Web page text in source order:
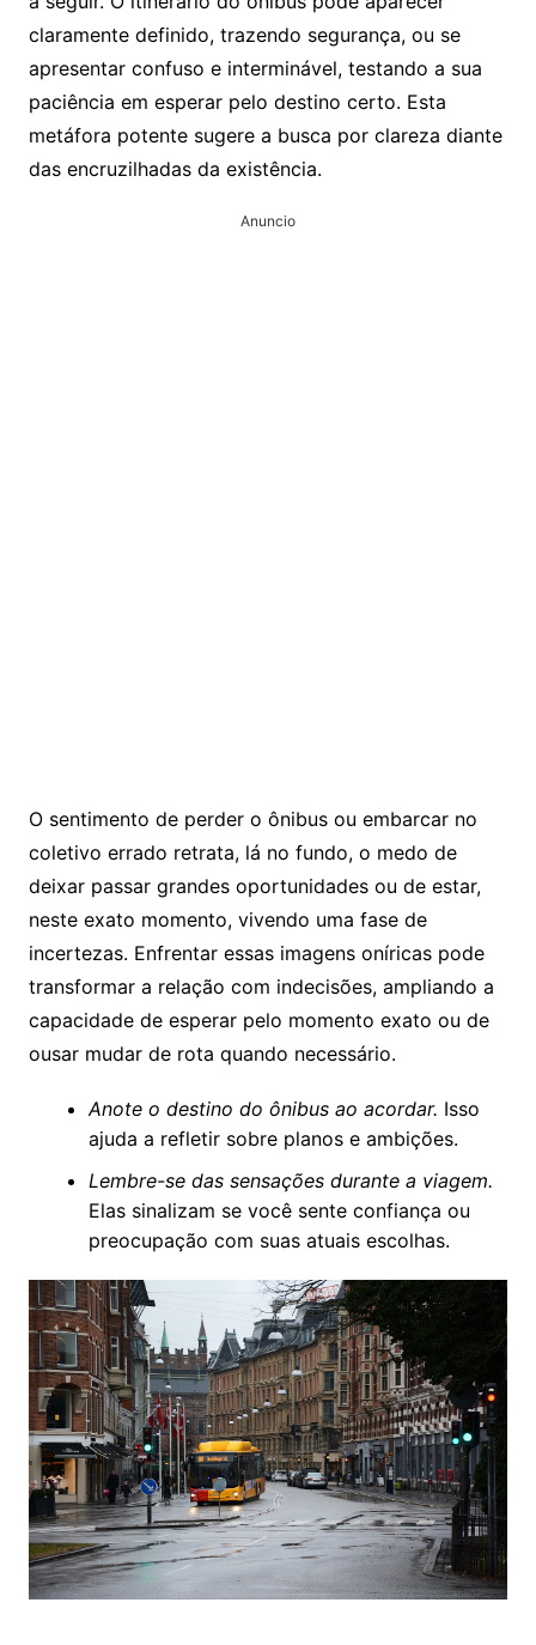
claramente definido, trazendo segurança, ou se
apresentar confuso e interminável, testando a sua
paciência em esperar pelo destino certo. Esta
metáfora potente sugere a busca por clareza diante
das encruzilhadas da existência.
Anuncio
O sentimento de perder o ônibus ou embarcar no
coletivo errado retrata, lá no fundo, o medo de
deixar passar grandes oportunidades ou de estar,
neste exato momento, vivendo uma fase de
incertezas. Enfrentar essas imagens oníricas pode
transformar a relação com indecisões, ampliando a
capacidade de esperar pelo momento exato ou de
ousar mudar de rota quando necessário.
Anote o destino do ônibus ao acordar. Isso
ajuda a refletir sobre planos e ambições.
Lembre-se das sensações durante a viagem.
Elas sinalizam se você sente confiança ou
preocupação com suas atuais escolhas.